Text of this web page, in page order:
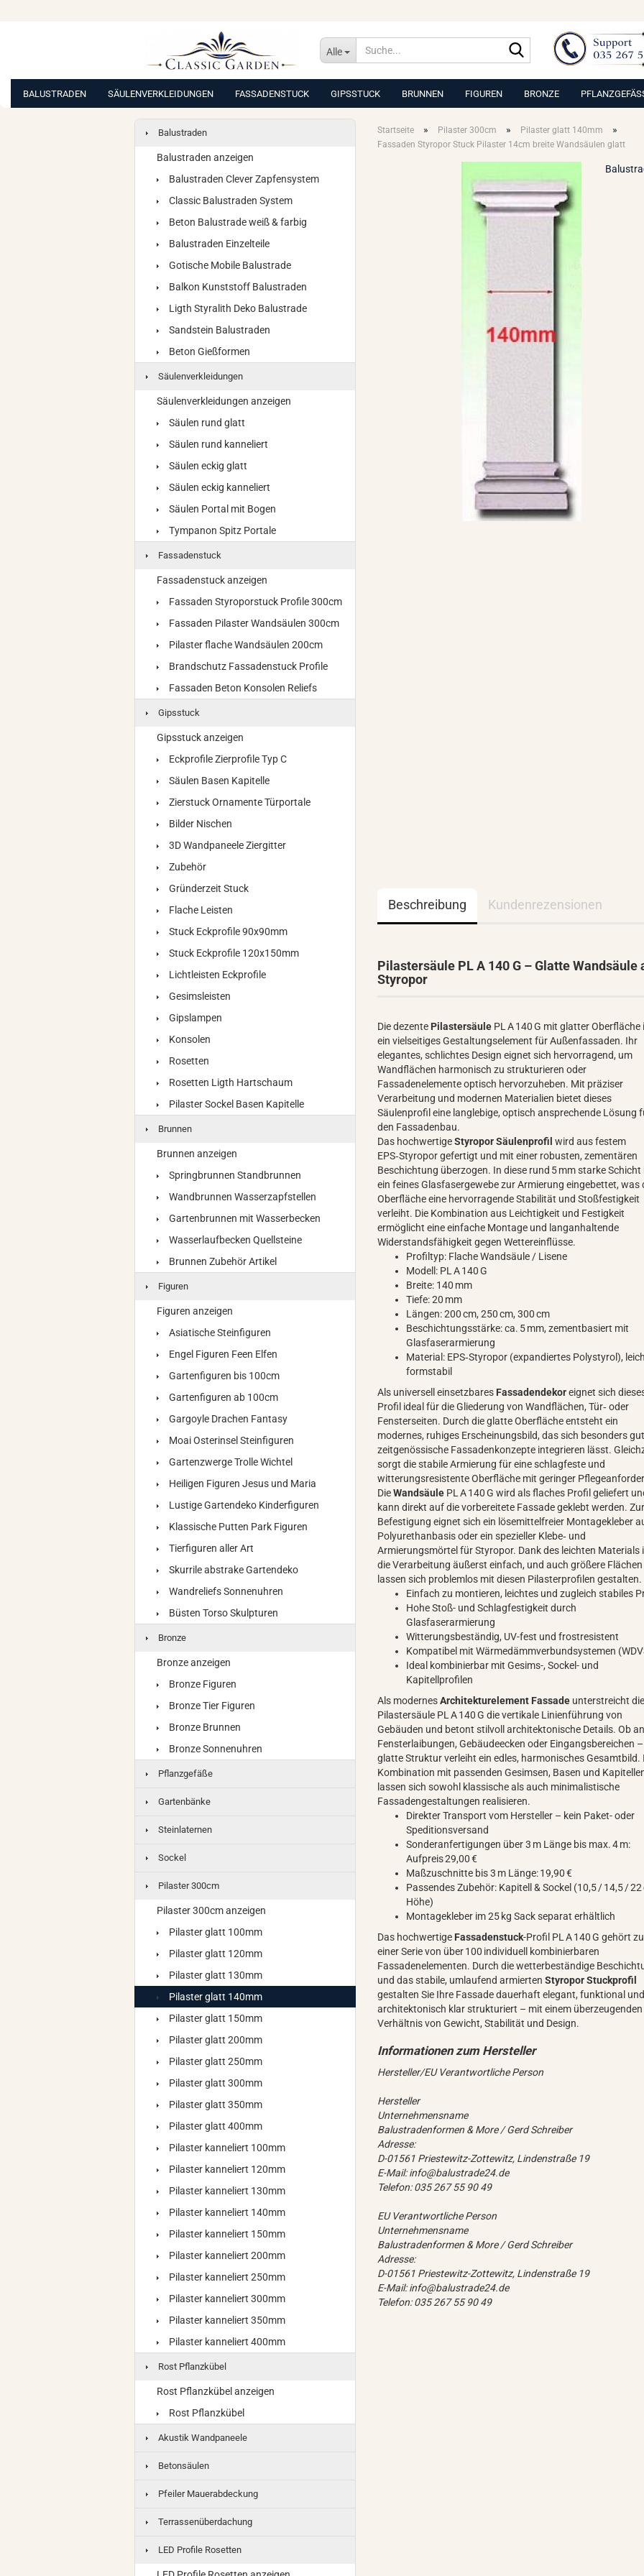
Alle
Suche...
BALUSTRADEN SÄULENVERKLEIDUNGEN FASSADENSTUCK GIPSSTUCK BRUNNEN FIGUREN BRONZE
Startseite » Pilaster 300cm » Pilaster glatt 140mm »
Fassaden Styropor Stuck Pilaster 14cm breite Wandsäulen glatt
Beschreibung Kundenrezensionen
Pilastersäule PL A 140 G – Glatte Wandsäule
Styropor
Die dezente Pilastersäule PL A 140 G mit glatter Oberfläche
ein vielseitiges Gestaltungselement für Außenfassaden. Ihr
elegantes, schlichtes Design eignet sich hervorragend, um
Wandflächen harmonisch zu strukturieren oder
Fassadenelemente optisch hervorzuheben. Mit präziser
Verarbeitung und modernen Materialien bietet dieses
Säulenprofil eine langlebige, optisch ansprechende Lösung
den Fassadenbau.
Das hochwertigeStyropor Säulenprofil wird aus festem
EPS‑Styropor gefertigt und mit einer robusten, zementären
Beschichtung überzogen. In diese rund 5 mm starke Schicht
ein feines Glasfasergewebe zur Armierung eingebettet, was
Oberfläche eine hervorragende Stabilität und Stoßfestigkeit
verleiht. Die Kombination aus Leichtigkeit und Festigkeit
ermöglicht eine einfache Montage und langanhaltende
Widerstandsfähigkeit gegen Wettereinflüsse.
Profiltyp: Flache Wandsäule / Lisene
Modell: PL A 140 G
Breite: 140 mm
Tiefe: 20 mm
Längen: 200 cm, 250 cm, 300 cm
Beschichtungsstärke: ca. 5 mm, zementbasiert mit
Glasfaserarmierung
Material: EPS‑Styropor (expandiertes Polystyrol),
formstabil
Als universell einsetzbares Fassadendekoreignet sich
Profil ideal für die Gliederung von Wandflächen, Tür‑ oder
Fensterseiten. Durch die glatte Oberfläche entsteht ein
modernes, ruhiges Erscheinungsbild, das sich besonders
zeitgenössische Fassadenkonzepte integrieren lässt.
sorgt die stabile Armierung für eine schlagfeste und
witterungsresistente Oberfläche mit geringer
DieWandsäule PL A 140 G wird als flaches Profil geliefert
kann direkt auf die vorbereitete Fassade geklebt werden. Zur
Befestigung eignet sich ein lösemittelfreier Montagekleber
Polyurethanbasis oder ein spezieller Klebe‑ und
Armierungsmörtel für Styropor. Dank des leichten Materials
die Verarbeitung äußerst einfach, und auch größere Flächen
lassen sich problemlos mit diesen Pilasterprofilen gestalten.
Einfach zu montieren, leichtes und zugleich stabiles
Hohe Stoß- und Schlagfestigkeit durch
Glasfaserarmierung
Witterungsbeständig, UV-fest und frostresistent
Kompatibel mit Wärmedämmverbundsystemen
Ideal kombinierbar mit Gesims-, Sockel- und
Kapitellprofilen
Als modernesArchitekturelement Fassade unterstreicht die
Pilastersäule PL A 140 G die vertikale Linienführung von
Gebäuden und betont stilvoll architektonische Details. Ob an
Fensterlaibungen, Gebäudeecken oder Eingangsbereichen
glatte Struktur verleiht ein edles, harmonisches Gesamtbild.
Kombination mit passenden Gesimsen, Basen und
lassen sich sowohl klassische als auch minimalistische
Fassadengestaltungen realisieren.
Direkter Transport vom Hersteller – kein Paket- oder
Speditionsversand
Sonderanfertigungen über 3 m Länge bis max. 4 m:
Aufpreis 29,00 €
Maßzuschnitte bis 3 m Länge: 19,90 €
Passendes Zubehör: Kapitell & Sockel (10,5 / 14,5 / 22
Höhe)
Montagekleber im 25 kg Sack separat erhältlich
Das hochwertige Fassadenstuck-Profil PL A 140 G gehört zu
einer Serie von über 100 individuell kombinierbaren
Fassadenelementen. Durch die wetterbeständige
und das stabile, umlaufend armiertenStyropor Stuckprofil
gestalten Sie Ihre Fassade dauerhaft elegant, funktional und
architektonisch klar strukturiert – mit einem überzeugenden
Verhältnis von Gewicht, Stabilität und Design.
Hersteller/EU Verantwortliche Person
Hersteller
Unternehmensname
Balustradenformen & More / Gerd Schreiber
Adresse:
D-01561 Priestewitz-Zottewitz, Lindenstraße 19
E-Mail: info@balustrade24.de
Telefon: 035 267 55 90 49
EU Verantwortliche Person
Unternehmensname
Balustradenformen & More / Gerd Schreiber
Adresse:
D-01561 Priestewitz-Zottewitz, Lindenstraße 19
E-Mail: info@balustrade24.de
Telefon: 035 267 55 90 49
Balustraden
Balustraden anzeigen
Balustraden Clever Zapfensystem
Classic Balustraden System
Beton Balustrade weiß & farbig
Balustraden Einzelteile
Gotische Mobile Balustrade
Balkon Kunststoff Balustraden
Ligth Styralith Deko Balustrade
Sandstein Balustraden
Beton Gießformen
Säulenverkleidungen
Säulenverkleidungen anzeigen
Säulen rund glatt
Säulen rund kanneliert
Säulen eckig glatt
Säulen eckig kanneliert
Säulen Portal mit Bogen
Tympanon Spitz Portale
Fassadenstuck
Fassadenstuck anzeigen
Fassaden Styroporstuck Profile 300cm
Fassaden Pilaster Wandsäulen 300cm
Pilaster flache Wandsäulen 200cm
Brandschutz Fassadenstuck Profile
Fassaden Beton Konsolen Reliefs
Gipsstuck
Gipsstuck anzeigen
Eckprofile Zierprofile Typ C
Säulen Basen Kapitelle
Zierstuck Ornamente Türportale
Bilder Nischen
3D Wandpaneele Ziergitter
Zubehör
Gründerzeit Stuck
Flache Leisten
Stuck Eckprofile 90x90mm
Stuck Eckprofile 120x150mm
Lichtleisten Eckprofile
Gesimsleisten
Gipslampen
Konsolen
Rosetten
Rosetten Ligth Hartschaum
Pilaster Sockel Basen Kapitelle
Brunnen
Brunnen anzeigen
Springbrunnen Standbrunnen
Wandbrunnen Wasserzapfstellen
Gartenbrunnen mit Wasserbecken
Wasserlaufbecken Quellsteine
Brunnen Zubehör Artikel
Figuren
Figuren anzeigen
Asiatische Steinfiguren
Engel Figuren Feen Elfen
Gartenfiguren bis 100cm
Gartenfiguren ab 100cm
Gargoyle Drachen Fantasy
Moai Osterinsel Steinfiguren
Gartenzwerge Trolle Wichtel
Heiligen Figuren Jesus und Maria
Lustige Gartendeko Kinderfiguren
Klassische Putten Park Figuren
Tierfiguren aller Art
Skurrile abstrake Gartendeko
Wandreliefs Sonnenuhren
Büsten Torso Skulpturen
Bronze
Bronze anzeigen
Bronze Figuren
Bronze Tier Figuren
Bronze Brunnen
Bronze Sonnenuhren
Pflanzgefäße
Gartenbänke
Steinlaternen
Sockel
Pilaster 300cm
Pilaster 300cm anzeigen
Pilaster glatt 100mm
Pilaster glatt 120mm
Pilaster glatt 130mm
Pilaster glatt 140mm
Pilaster glatt 150mm
Pilaster glatt 200mm
Pilaster glatt 250mm
Pilaster glatt 300mm
Pilaster glatt 350mm
Pilaster glatt 400mm
Pilaster kanneliert 100mm
Pilaster kanneliert 120mm
Pilaster kanneliert 130mm
Pilaster kanneliert 140mm
Pilaster kanneliert 150mm
Pilaster kanneliert 200mm
Pilaster kanneliert 250mm
Pilaster kanneliert 300mm
Pilaster kanneliert 350mm
Pilaster kanneliert 400mm
Rost Pflanzkübel
Rost Pflanzkübel anzeigen
Rost Pflanzkübel
Akustik Wandpaneele
Betonsäulen
Pfeiler Mauerabdeckung
Terrassenüberdachung
LED Profile Rosetten